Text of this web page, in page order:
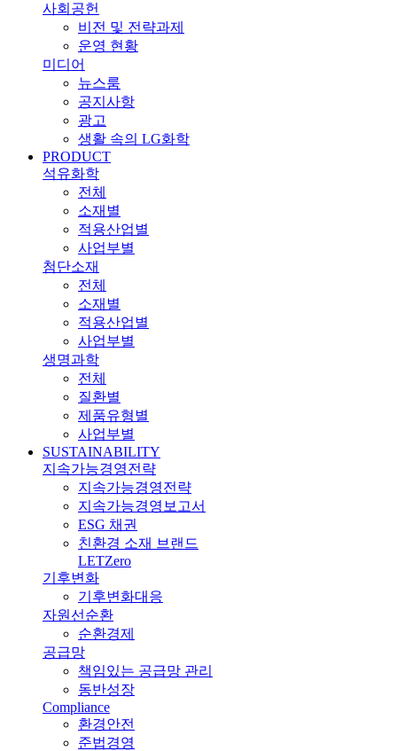
사회공헌
비전 및 전략과제
운영 현황
미디어
뉴스룸
공지사항
광고
생활 속의 LG화학
PRODUCT
석유화학
전체
소재별
적용산업별
사업부별
첨단소재
전체
소재별
적용산업별
사업부별
생명과학
전체
질환별
제품유형별
사업부별
SUSTAINABILITY
지속가능경영전략
지속가능경영전략
지속가능경영보고서
ESG 채권
친환경 소재 브랜드
LETZero
기후변화
기후변화대응
자원선순환
순환경제
공급망
책임있는 공급망 관리
동반성장
Compliance
환경안전
준법경영